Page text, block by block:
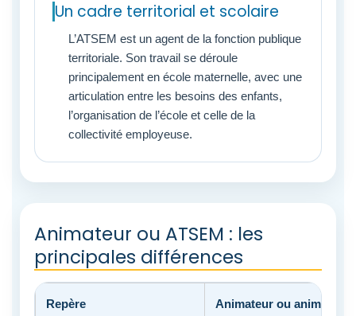
Un cadre territorial et scolaire
L’ATSEM est un agent de la fonction publique
territoriale. Son travail se déroule
principalement en école maternelle, avec une
articulation entre les besoins des enfants,
l’organisation de l’école et celle de la
collectivité employeuse.
Animateur ou ATSEM : les
principales différences
Repère Animateur ou animatrice